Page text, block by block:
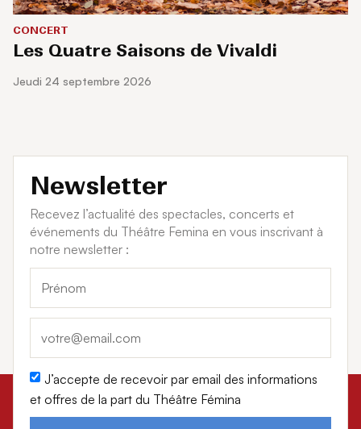
CONCERT
Les Quatre Saisons de Vivaldi
jeudi 24 septembre 2026
Newsletter
Recevez l’actualité des spectacles, concerts et
événements du Théâtre Femina en vous inscrivant à
notre newsletter :
J’accepte de recevoir par email des informations
et offres de la part du Théâtre Fémina